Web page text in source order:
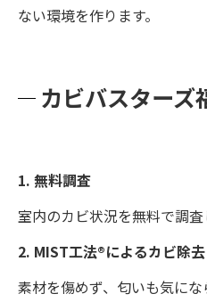
ない環境を作ります。
カビバスターズ
1. 無料調査
室内のカビ状況を無料で調査
2. MIST工法®によるカビ除去
素材を傷めず、匂いも気に